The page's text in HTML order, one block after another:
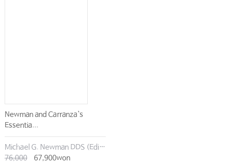
Newman and Carranza`s
Essentia...
Michael G. Newman DDS (Editor), Irina Dragan (Editor), Satheesh Elangovan BDS DSc DMSc (Editor), Archana K. Karan (Editor)
76,000
67,900won